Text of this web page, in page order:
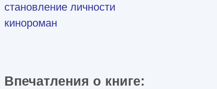
становление личности
кинороман
Впечатления о книге: